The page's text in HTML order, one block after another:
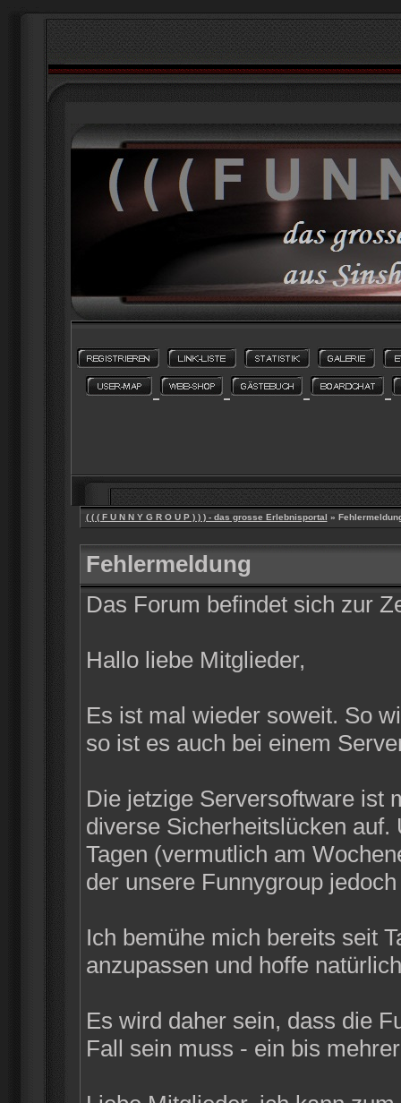
( ( ( F U N N Y G R O U P ) ) ) - das grosse Erlebnisportal »
Fehlermeldung
Das Forum befindet sich zur
Hallo liebe Mitglieder,
Es ist mal wieder soweit. So
so ist es auch bei einem
Die jetzige Serversoftware ist
diverse Sicherheitslücken
Tagen (vermutlich am
der unsere Funnygroup
Ich bemühe mich bereits seit
anzupassen und hoffe
Es wird daher sein, dass die
Fall sein muss - ein bis